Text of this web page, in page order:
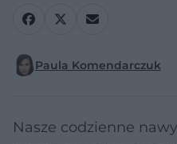
Paula Komendarczuk
Nasze codzienne